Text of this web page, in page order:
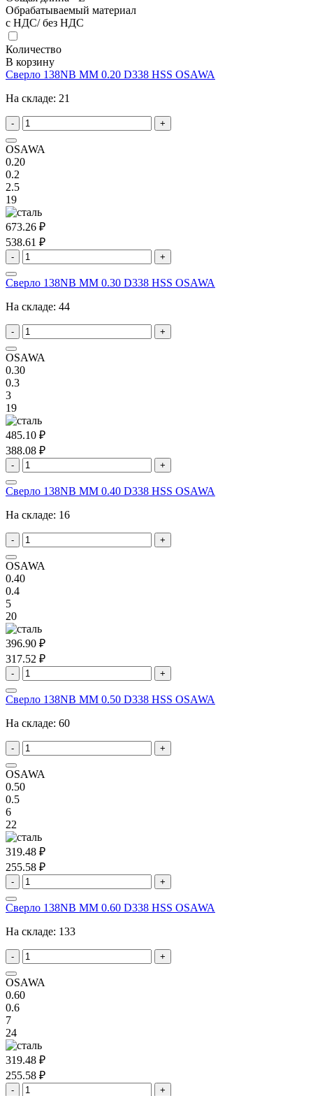
Обрабатываемый материал
с НДС/ без НДС
Количество
В корзину
Сверло 138NB MM 0.20 D338 HSS OSAWA
На складе: 21
- +
OSAWA
0.20
0.2
2.5
19
673.26 ₽
538.61 ₽
- +
Сверло 138NB MM 0.30 D338 HSS OSAWA
На складе: 44
- +
OSAWA
0.30
0.3
3
19
485.10 ₽
388.08 ₽
- +
Сверло 138NB MM 0.40 D338 HSS OSAWA
На складе: 16
- +
OSAWA
0.40
0.4
5
20
396.90 ₽
317.52 ₽
- +
Сверло 138NB MM 0.50 D338 HSS OSAWA
На складе: 60
- +
OSAWA
0.50
0.5
6
22
319.48 ₽
255.58 ₽
- +
Сверло 138NB MM 0.60 D338 HSS OSAWA
На складе: 133
- +
OSAWA
0.60
0.6
7
24
319.48 ₽
255.58 ₽
- +